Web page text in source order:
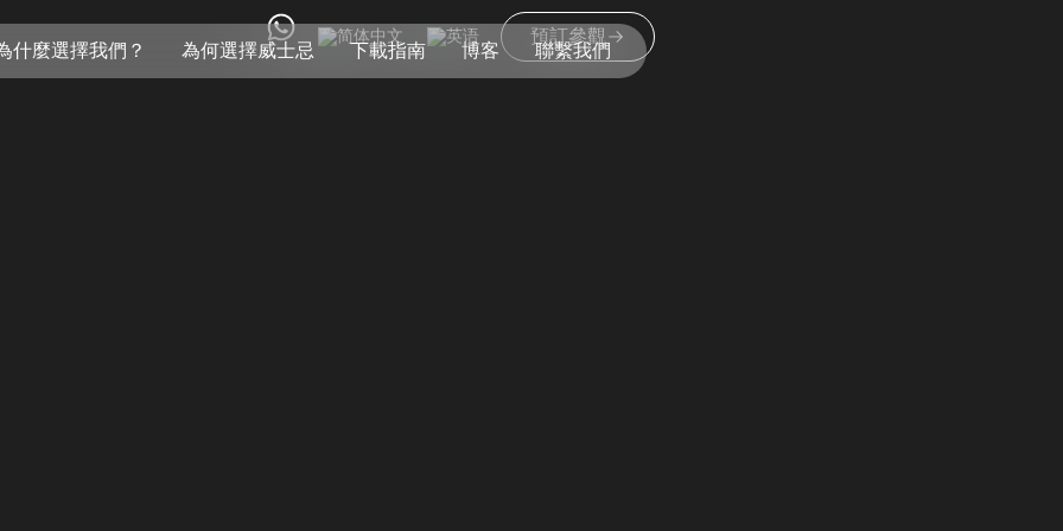
什麼選擇我們？ 為何選擇威士忌 下載指南 博客 聯繫我們
預訂參觀